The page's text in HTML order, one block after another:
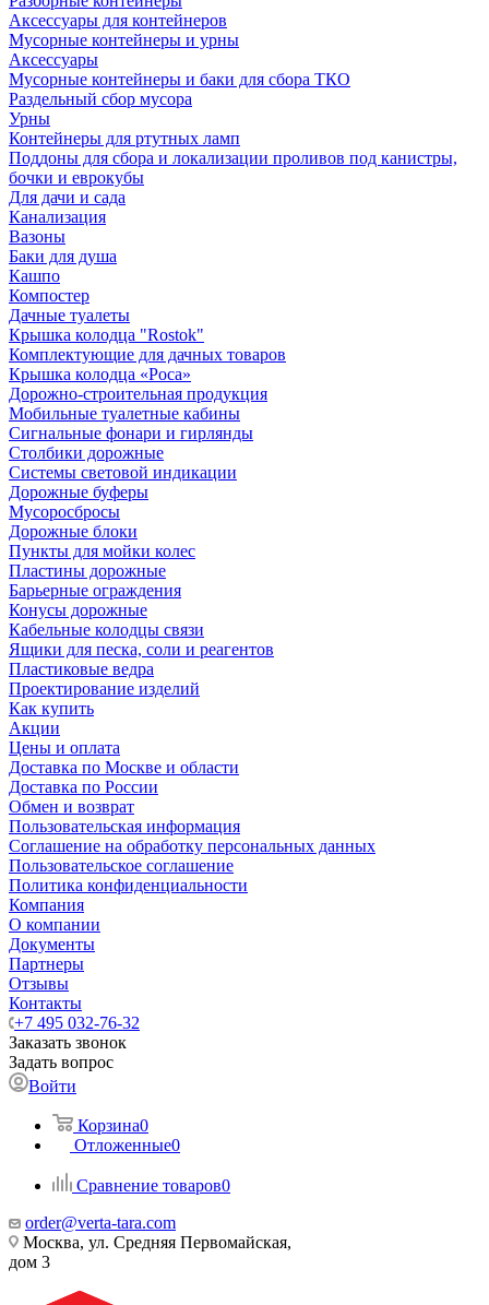
Аксессуары для контейнеров
Мусорные контейнеры и урны
Аксессуары
Мусорные контейнеры и баки для сбора ТКО
Раздельный сбор мусора
Урны
Контейнеры для ртутных ламп
Поддоны для сбора и локализации проливов под канистры,
бочки и еврокубы
Для дачи и сада
Канализация
Вазоны
Баки для душа
Кашпо
Компостер
Дачные туалеты
Крышка колодца "Rostok"
Комплектующие для дачных товаров
Крышка колодца «Роса»
Дорожно-строительная продукция
Мобильные туалетные кабины
Сигнальные фонари и гирлянды
Столбики дорожные
Системы световой индикации
Дорожные буферы
Мусоросбросы
Дорожные блоки
Пункты для мойки колес
Пластины дорожные
Барьерные ограждения
Конусы дорожные
Кабельные колодцы связи
Ящики для песка, соли и реагентов
Пластиковые ведра
Проектирование изделий
Как купить
Акции
Цены и оплата
Доставка по Москве и области
Доставка по России
Обмен и возврат
Пользовательская информация
Соглашение на обработку персональных данных
Пользовательское соглашение
Политика конфиденциальности
Компания
О компании
Документы
Партнеры
Отзывы
Контакты
+7 495 032-76-32
Заказать звонок
Задать вопрос
Войти
Корзина0
Отложенные0
Сравнение товаров0
order@verta-tara.com
Москва, ул. Средняя Первомайская,
дом 3